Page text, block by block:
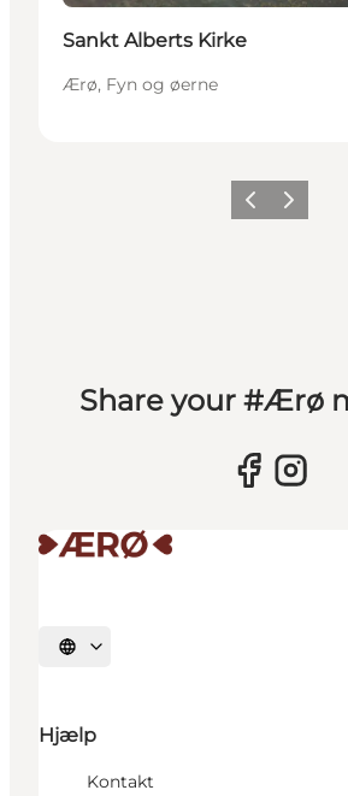
Sankt Alberts Kirke
Ærø, Fyn og øerne
ForrigeNæste
Share your #Ærø
Vælg sprog
Hjælp
Kontakt